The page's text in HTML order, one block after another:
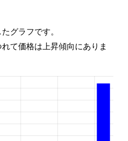
グラフです。
て価格は上昇傾向にありま